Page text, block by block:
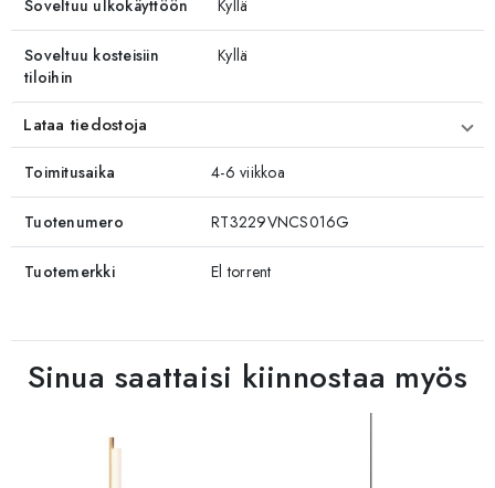
Soveltuu ulkokäyttöön Kyllä
Soveltuu kosteisiin
tiloihin
Kyllä
Lataa tiedostoja
Toimitusaika 4-6 viikkoa
Tuotenumero RT3229VNCS016G
Tuotemerkki El torrent
Sinua saattaisi kiinnostaa myös